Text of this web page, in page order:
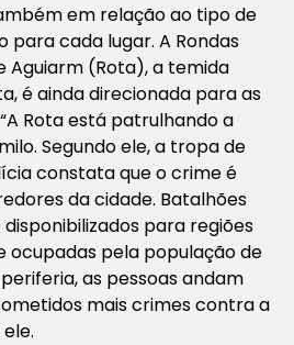
em relação ao tipo de
para cada lugar. A Rondas
Aguiarm (Rota), a temida
é ainda direcionada para as
Rota está patrulhando a
Segundo ele, a tropa de
constata que o crime é
da cidade. Batalhões
para regiões
ocupadas pela população de
as pessoas andam
mais crimes contra a